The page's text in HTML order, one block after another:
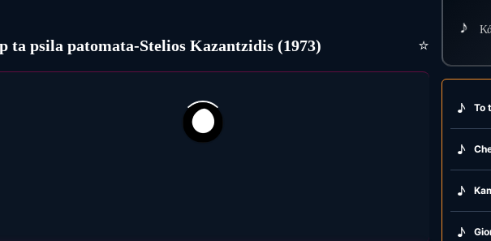
Girise (1950)
ta psila patomata-Stelios Kazantzidis (1973) ⭐
♪
♪ To
♪
♪
♪